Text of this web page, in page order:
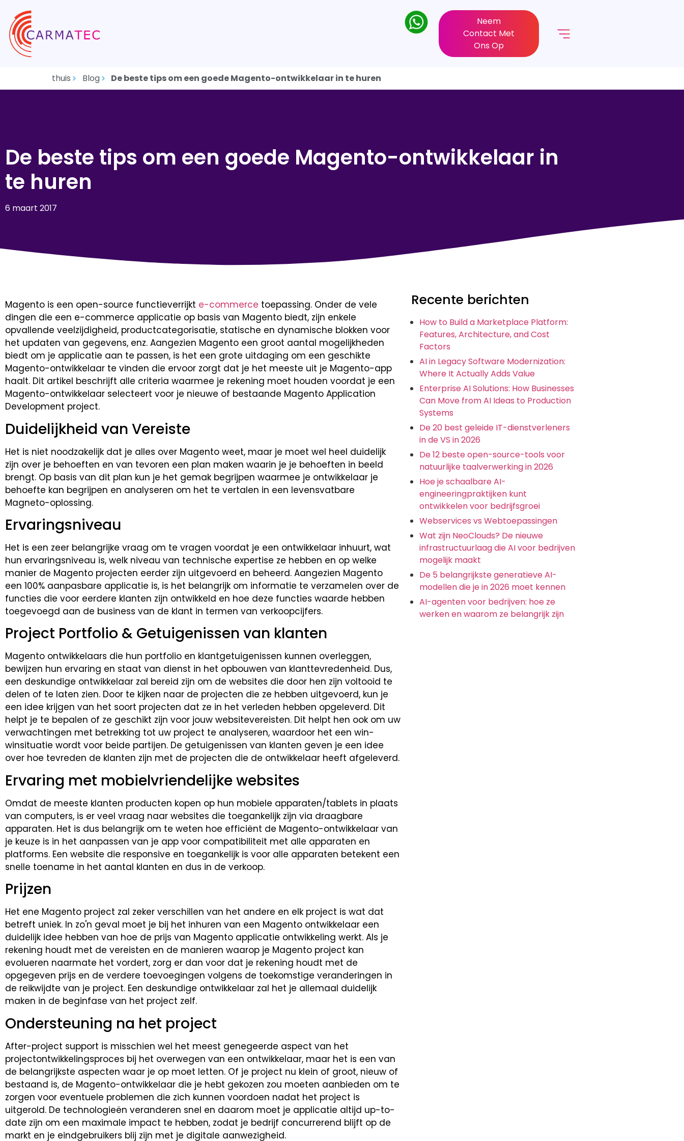
Neem
Contact Met
Ons Op
thuis Blog De beste tips om een goede Magento-ontwikkelaar in te huren
De beste tips om een goede Magento-ontwikkelaar in
te huren
6 maart 2017
Magento is een open-source functieverrijkt e-commerce toepassing. Onder de vele
dingen die een e-commerce applicatie op basis van Magento biedt, zijn enkele
opvallende veelzijdigheid, productcategorisatie, statische en dynamische blokken voor
het updaten van gegevens, enz. Aangezien Magento een groot aantal mogelijkheden
biedt om je applicatie aan te passen, is het een grote uitdaging om een geschikte
Magento-ontwikkelaar te vinden die ervoor zorgt dat je het meeste uit je Magento-app
haalt. Dit artikel beschrijft alle criteria waarmee je rekening moet houden voordat je een
Magento-ontwikkelaar selecteert voor je nieuwe of bestaande Magento Application
Development project.
Duidelijkheid van Vereiste
Het is niet noodzakelijk dat je alles over Magento weet, maar je moet wel heel duidelijk
zijn over je behoeften en van tevoren een plan maken waarin je je behoeften in beeld
brengt. Op basis van dit plan kun je het gemak begrijpen waarmee je ontwikkelaar je
behoefte kan begrijpen en analyseren om het te vertalen in een levensvatbare
Magneto-oplossing.
Ervaringsniveau
Het is een zeer belangrijke vraag om te vragen voordat je een ontwikkelaar inhuurt, wat
hun ervaringsniveau is, welk niveau van technische expertise ze hebben en op welke
manier de Magento projecten eerder zijn uitgevoerd en beheerd. Aangezien Magento
een 100% aanpasbare applicatie is, is het belangrijk om informatie te verzamelen over de
functies die voor eerdere klanten zijn ontwikkeld en hoe deze functies waarde hebben
toegevoegd aan de business van de klant in termen van verkoopcijfers.
Project Portfolio & Getuigenissen van klanten
Magento ontwikkelaars die hun portfolio en klantgetuigenissen kunnen overleggen,
bewijzen hun ervaring en staat van dienst in het opbouwen van klanttevredenheid. Dus,
een deskundige ontwikkelaar zal bereid zijn om de websites die door hen zijn voltooid te
delen of te laten zien. Door te kijken naar de projecten die ze hebben uitgevoerd, kun je
een idee krijgen van het soort projecten dat ze in het verleden hebben opgeleverd. Dit
helpt je te bepalen of ze geschikt zijn voor jouw websitevereisten. Dit helpt hen ook om uw
verwachtingen met betrekking tot uw project te analyseren, waardoor het een win-
winsituatie wordt voor beide partijen. De getuigenissen van klanten geven je een idee
over hoe tevreden de klanten zijn met de projecten die de ontwikkelaar heeft afgeleverd.
Ervaring met mobielvriendelijke websites
Omdat de meeste klanten producten kopen op hun mobiele apparaten/tablets in plaats
van computers, is er veel vraag naar websites die toegankelijk zijn via draagbare
apparaten. Het is dus belangrijk om te weten hoe efficiënt de Magento-ontwikkelaar van
je keuze is in het aanpassen van je app voor compatibiliteit met alle apparaten en
platforms. Een website die responsive en toegankelijk is voor alle apparaten betekent een
snelle toename in het aantal klanten en dus in de verkoop.
Prijzen
Het ene Magento project zal zeker verschillen van het andere en elk project is wat dat
betreft uniek. In zo'n geval moet je bij het inhuren van een Magento ontwikkelaar een
duidelijk idee hebben van hoe de prijs van Magento applicatie ontwikkeling werkt. Als je
rekening houdt met de vereisten en de manieren waarop je Magento project kan
evolueren naarmate het vordert, zorg er dan voor dat je rekening houdt met de
opgegeven prijs en de verdere toevoegingen volgens de toekomstige veranderingen in
de reikwijdte van je project. Een deskundige ontwikkelaar zal het je allemaal duidelijk
maken in de beginfase van het project zelf.
Ondersteuning na het project
After-project support is misschien wel het meest genegeerde aspect van het
projectontwikkelingsproces bij het overwegen van een ontwikkelaar, maar het is een van
de belangrijkste aspecten waar je op moet letten. Of je project nu klein of groot, nieuw of
bestaand is, de Magento-ontwikkelaar die je hebt gekozen zou moeten aanbieden om te
zorgen voor eventuele problemen die zich kunnen voordoen nadat het project is
uitgerold. De technologieën veranderen snel en daarom moet je applicatie altijd up-to-
date zijn om een maximale impact te hebben, zodat je bedrijf concurrerend blijft op de
markt en je eindgebruikers blij zijn met je digitale aanwezigheid.
Recente berichten
How to Build a Marketplace Platform:
Features, Architecture, and Cost
Factors
AI in Legacy Software Modernization:
Where It Actually Adds Value
Enterprise AI Solutions: How Businesses
Can Move from AI Ideas to Production
Systems
De 20 best geleide IT-dienstverleners
in de VS in 2026
De 12 beste open-source-tools voor
natuurlijke taalverwerking in 2026
Hoe je schaalbare AI-
engineeringpraktijken kunt
ontwikkelen voor bedrijfsgroei
Webservices vs Webtoepassingen
Wat zijn NeoClouds? De nieuwe
infrastructuurlaag die AI voor bedrijven
mogelijk maakt
De 5 belangrijkste generatieve AI-
modellen die je in 2026 moet kennen
AI-agenten voor bedrijven: hoe ze
werken en waarom ze belangrijk zijn